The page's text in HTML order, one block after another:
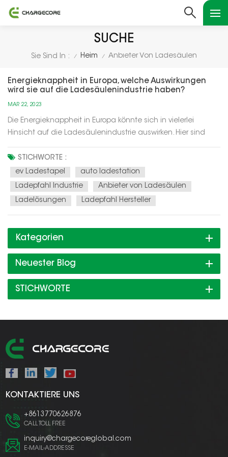
SUCHE
Sie Sind In : / Heim / Anbieter Von Ladesäulen
Energieknappheit in Europa, welche Auswirkungen
wird sie auf die Ladesäulenindustrie haben?
MAR 22, 2023
Die Energieknappheit in Europa könnte sich in vielerlei
Hinsicht auf die Ladesäulenindustrie auswirken. Hier sind
intelligenten Ladelösungen: Bei Energieknappheit besteht
möglicherweise ein größerer Bedarf an intelligenten
Ladelösungen, die die Energi...
STICHWORTE :
ev Ladestapel
auto ladestation
Ladepfahl Industrie
Anbieter von Ladesäulen
Ladelösungen
Ladepfahl Hersteller
Kategorien
Neuester Blog
STICHWORTE
KONTAKTIERE UNS
+8613770626876
CALL TOLL FREE
inquiry@chargecoreglobal.com
E-MAIL-ADDRESSE